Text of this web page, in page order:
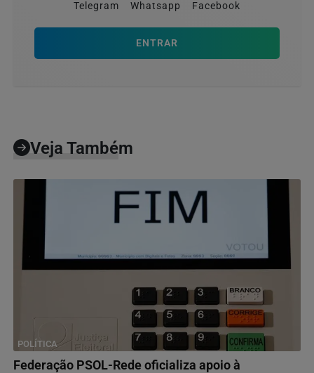
Telegram Whatsapp Facebook
ENTRAR
Veja Também
POLÍTICA
Federação PSOL-Rede oficializa apoio à